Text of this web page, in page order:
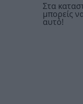
Στα
μπορείς
αυτό!